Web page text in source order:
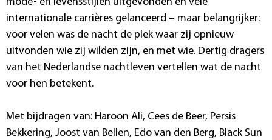
internationale carrières gelanceerd – maar belangrijker:
voor velen was de nacht de plek waar zij opnieuw
uitvonden wie zij wilden zijn, en met wie. Dertig dragers
van het Nederlandse nachtleven vertellen wat de nacht
voor hen betekent.
Met bijdragen van: Haroon Ali, Cees de Beer, Persis
Bekkering, Joost van Bellen, Edo van den Berg, Black Sun